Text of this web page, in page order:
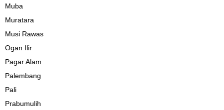
Muba
Muratara
Musi Rawas
Ogan Ilir
Pagar Alam
Palembang
Pali
Prabumulih